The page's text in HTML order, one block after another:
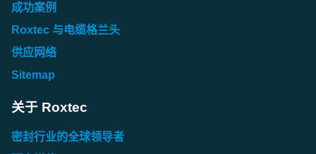
成功案例
Roxtec 与电缆格兰头
供应网络
Sitemap
关于 Roxtec
密封行业的全球领导者